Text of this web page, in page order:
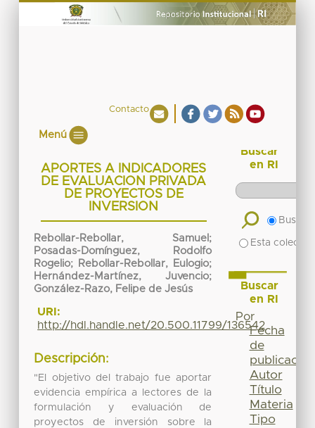
Contacto
Menú
APORTES A INDICADORES
DE EVALUACION PRIVADA
DE PROYECTOS DE
INVERSION
Rebollar-Rebollar, Samuel;
Posadas-Domínguez, Rodolfo
Rogelio; Rebollar-Rebollar, Eulogio;
Hernández-Martínez, Juvencio;
González-Razo, Felipe de Jesús
URI:
http://hdl.handle.net/20.500.11799/136542
Descripción:
"El objetivo del trabajo fue aportar
evidencia empírica a lectores de la
formulación y evaluación de
proyectos de inversión sobre la
Buscar
en RI
Buscar
Esta
Buscar
en RI
Por
Fecha
de
publicación
Autor
Título
Materia
Tipo